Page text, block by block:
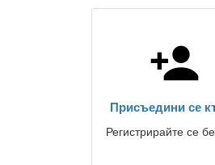
Присъедини се
Регистрирайте се